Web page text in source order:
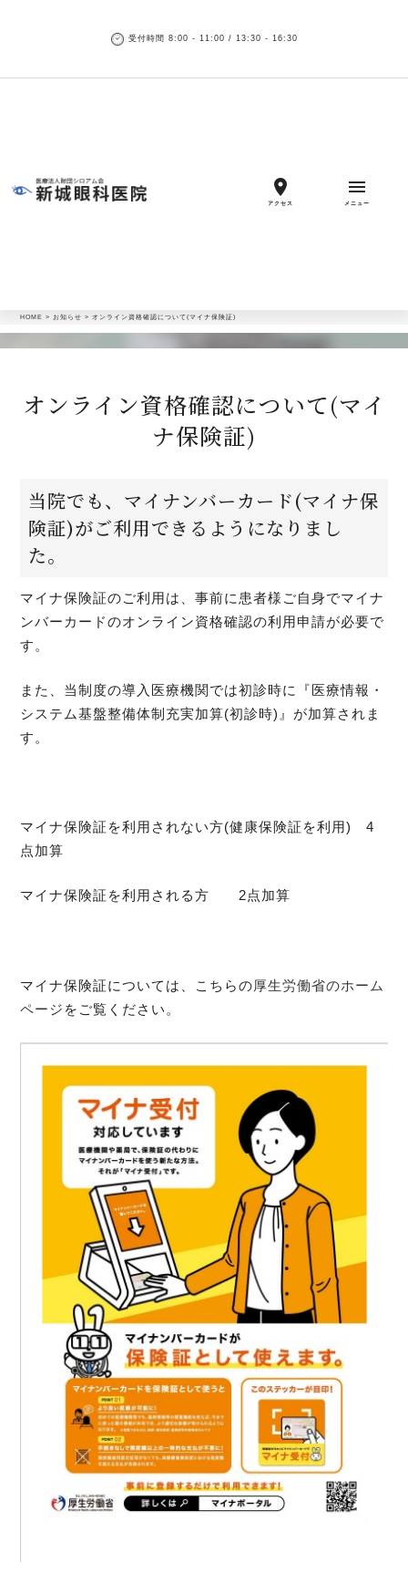
受付時間 8:00 - 11:00 / 13:30 - 16:30
location_on
アクセス
menu
メニュー
HOME > お知らせ >オンライン資格確認について(マイナ保険証)
オンライン資格確認について(マイ
ナ保険証)
当院でも、マイナンバーカード(マイナ保
険証)がご利用できるようになりまし
た。
マイナ保険証のご利用は、事前に患者様ご自身でマイナ
ンバーカードのオンライン資格確認の利用申請が必要で
す。
また、当制度の導入医療機関では初診時に『医療情報・
システム基盤整備体制充実加算(初診時)』が加算されま
す。
マイナ保険証を利用されない方(健康保険証を利用) 4
点加算
マイナ保険証を利用される方 2点加算
マイナ保険証については、こちらの厚生労働省のホーム
ページ をご覧ください。